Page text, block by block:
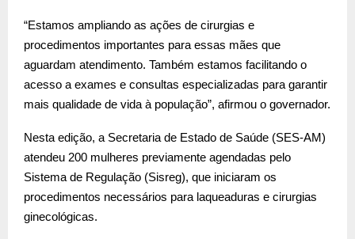
“Estamos ampliando as ações de cirurgias e
procedimentos importantes para essas mães que
aguardam atendimento. Também estamos facilitando o
acesso a exames e consultas especializadas para garantir
mais qualidade de vida à população”, afirmou o governador.
Nesta edição, a Secretaria de Estado de Saúde (SES-AM)
atendeu 200 mulheres previamente agendadas pelo
Sistema de Regulação (Sisreg), que iniciaram os
procedimentos necessários para laqueaduras e cirurgias
ginecológicas.